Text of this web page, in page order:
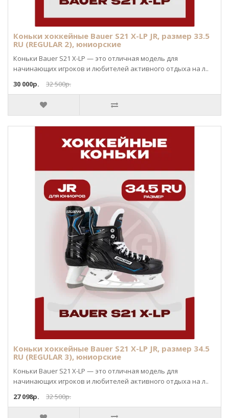
Коньки хоккейные Bauer S21 X-LP JR, размер 33.5
RU (REGULAR 2), юниорские
Коньки Bauer S21 X-LP — это отличная модель для
начинающих игроков и любителей активного отдыха на л..
30 000р.
32 500р.
Коньки хоккейные Bauer S21 X-LP JR, размер 34.5
RU (REGULAR 3), юниорские
Коньки Bauer S21 X-LP — это отличная модель для
начинающих игроков и любителей активного отдыха на л..
27 098р.
32 500р.